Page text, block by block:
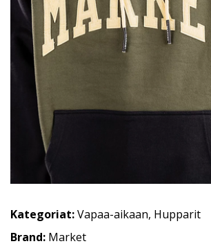
Kategoriat:Vapaa-aikaan, Hupparit
Brand: Market